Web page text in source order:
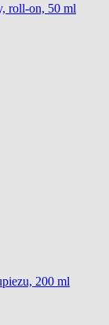
roll-on, 50 ml
200 ml